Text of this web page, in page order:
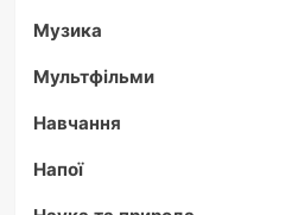
Музика
Мультфільми
Навчання
Напої